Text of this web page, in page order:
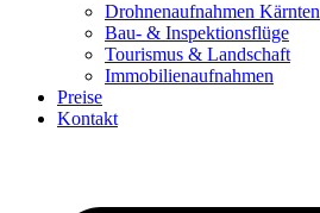
Drohnenaufnahmen Kärnten
Bau- & Inspektionsflüge
Tourismus & Landschaft
Immobilienaufnahmen
Preise
Kontakt